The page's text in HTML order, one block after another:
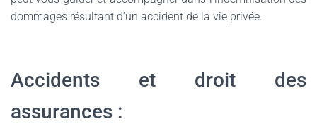
dommages résultant d’un accident de la vie privée.
Accidents et droit des
assurances :